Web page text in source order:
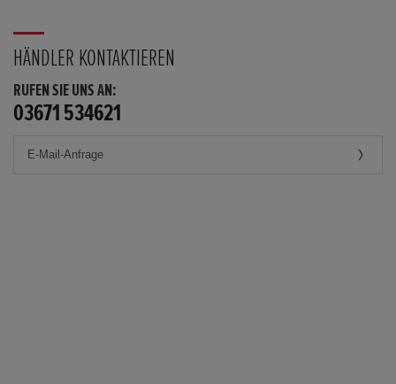
HÄNDLER KONTAKTIEREN
RUFEN SIE UNS AN:
03671 534621